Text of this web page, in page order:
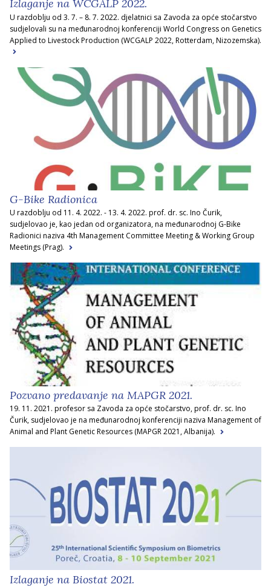
Izlaganje na WCGALP 2022.
U razdoblju od 3. 7. – 8. 7. 2022. djelatnici sa Zavoda za opće stočarstvo
sudjelovali su na međunarodnoj konferenciji World Congress on Genetics
Applied to Livestock Production (WCGALP 2022, Rotterdam, Nizozemska).
G-Bike Radionica
U razdoblju od 11. 4. 2022. - 13. 4. 2022. prof. dr. sc. Ino Čurik,
sudjelovao je, kao jedan od organizatora, na međunarodnoj G-Bike
Radionici naziva 4th Management Committee Meeting & Working Group
Meetings (Prag).
Pozvano predavanje na MAPGR 2021.
19. 11. 2021. profesor sa Zavoda za opće stočarstvo, prof. dr. sc. Ino
Čurik, sudjelovao je na međunarodnoj konferenciji naziva Management of
Animal and Plant Genetic Resources (MAPGR 2021, Albanija).
Izlaganje na Biostat 2021.